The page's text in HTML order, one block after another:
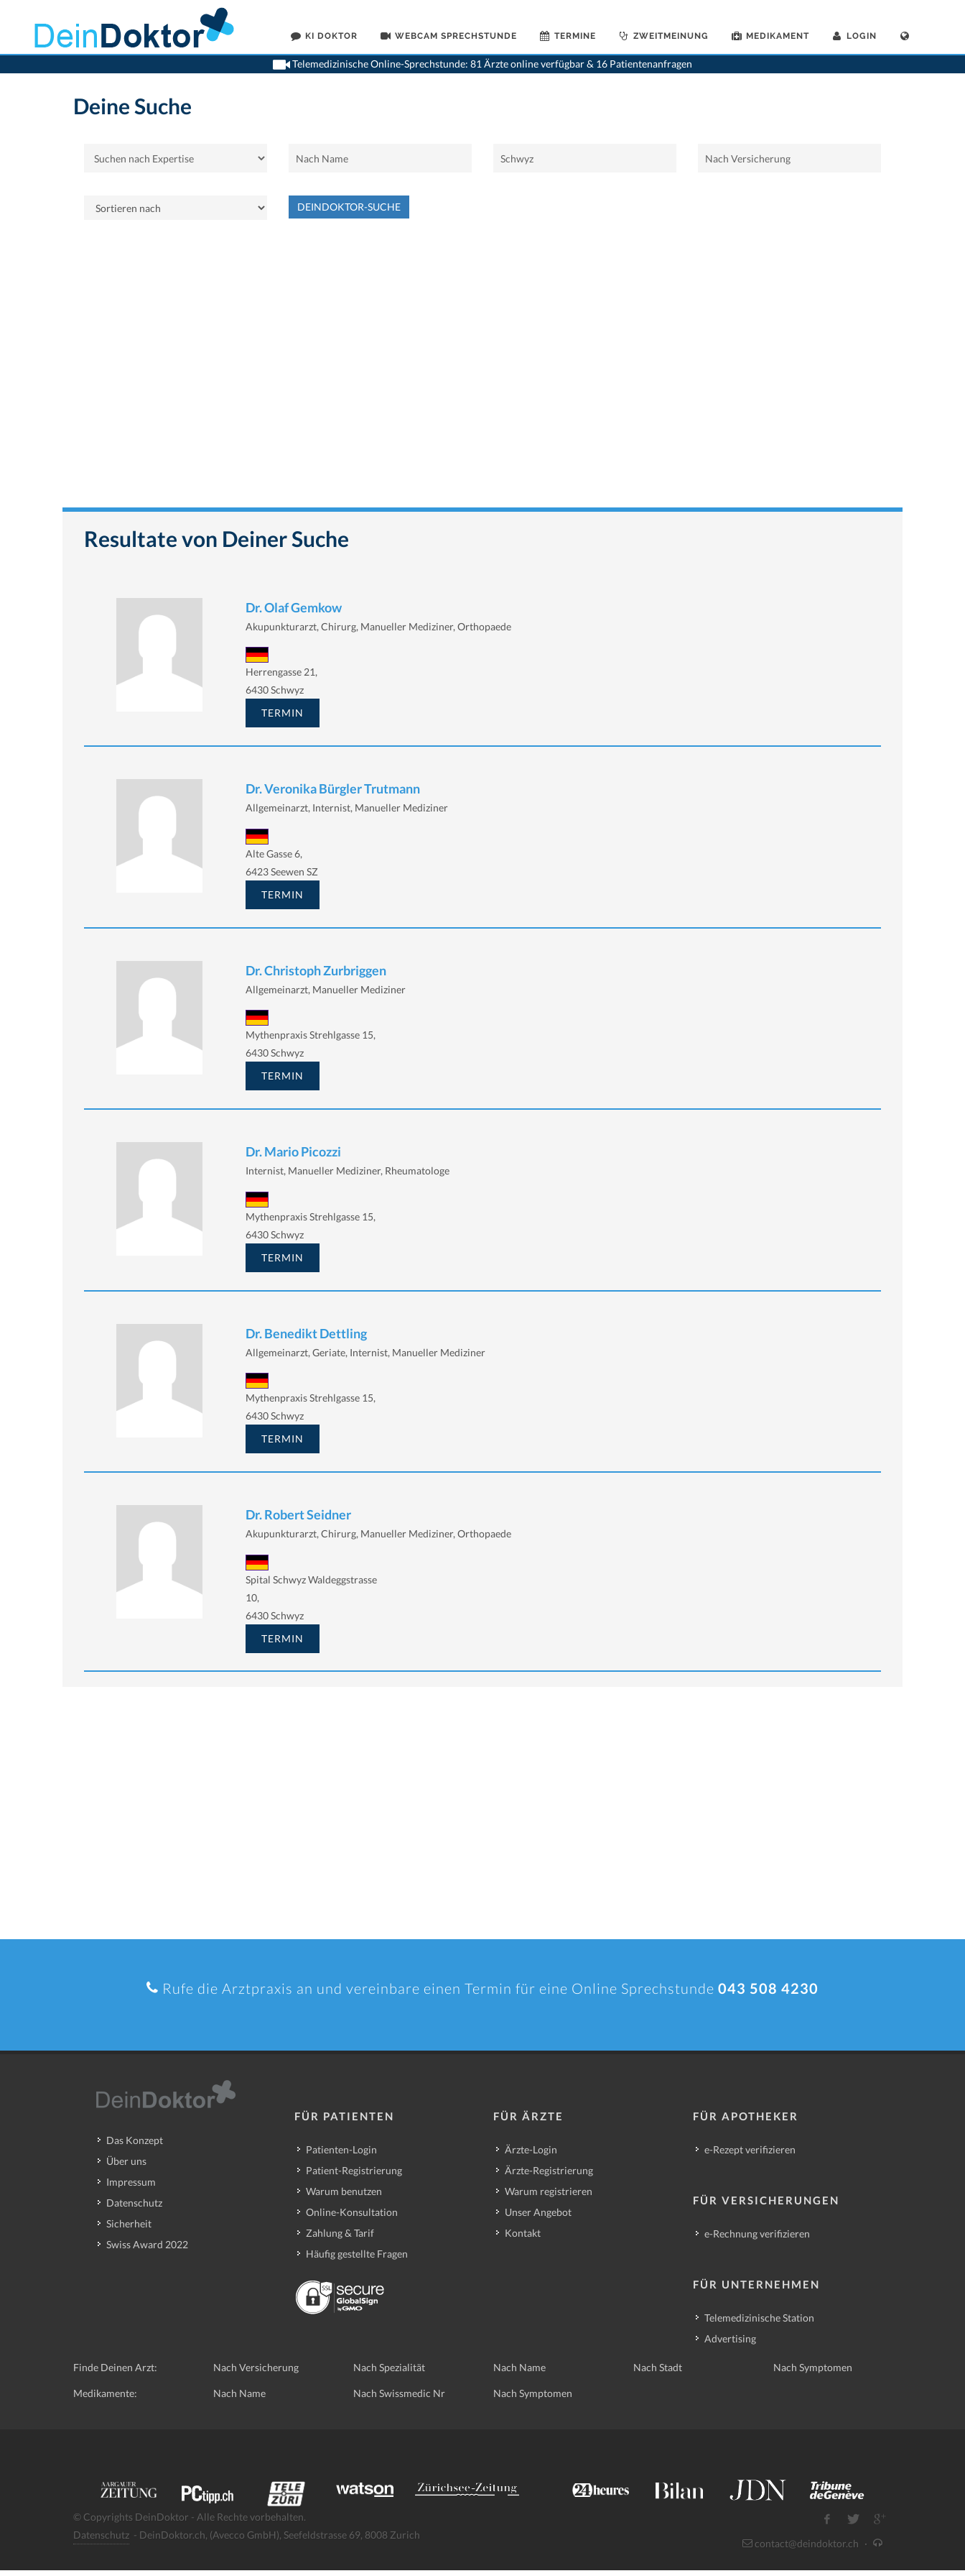
KI DOKTOR WEBCAM SPRECHSTUNDE TERMINE ZWEITMEINUNG MEDIKAMENT LOGIN
Telemedizinische Online-Sprechstunde: 81 Ärzte online verfügbar & 16 Patientenanfragen
>Home>Schwyz>Manuelle Mediziner
Deine Suche
DEINDOKTOR-SUCHE
Resultate von Deiner Suche
Dr. Olaf Gemkow
Akupunkturarzt, Chirurg, Manueller Mediziner, Orthopaede
Herrengasse 21,
6430 Schwyz
TERMIN
Dr. Veronika Bürgler Trutmann
Allgemeinarzt, Internist, Manueller Mediziner
Alte Gasse 6,
6423 Seewen SZ
TERMIN
Dr. Christoph Zurbriggen
Allgemeinarzt, Manueller Mediziner
Mythenpraxis Strehlgasse 15,
6430 Schwyz
TERMIN
Dr. Mario Picozzi
Internist, Manueller Mediziner, Rheumatologe
Mythenpraxis Strehlgasse 15,
6430 Schwyz
TERMIN
Dr. Benedikt Dettling
Allgemeinarzt, Geriate, Internist, Manueller Mediziner
Mythenpraxis Strehlgasse 15,
6430 Schwyz
TERMIN
Dr. Robert Seidner
Akupunkturarzt, Chirurg, Manueller Mediziner, Orthopaede
Spital Schwyz Waldeggstrasse
10,
6430 Schwyz
TERMIN
Rufe die Arztpraxis an und vereinbare einen Termin für eine Online Sprechstunde 043 508 4230
Das Konzept
Über uns
Impressum
Datenschutz
Sicherheit
Swiss Award 2022
FÜR PATIENTEN
Patienten-Login
Patient-Registrierung
Warum benutzen
Online-Konsultation
Zahlung & Tarif
Häufig gestellte Fragen
FÜR ÄRZTE
Ärzte-Login
Ärzte-Registrierung
Warum registrieren
Unser Angebot
Kontakt
FÜR APOTHEKER
e-Rezept verifizieren
FÜR VERSICHERUNGEN
e-Rechnung verifizieren
FÜR UNTERNEHMEN
Telemedizinische Station
Advertising
Finde Deinen Arzt: Nach Versicherung Nach Spezialität Nach Name Nach Stadt Nach Symptomen
Medikamente: Nach Name Nach Swissmedic Nr Nach Symptomen
© Copyrights DeinDoktor - Alle Rechte vorbehalten.
Datenschutz - DeinDoktor.ch, (Avecco GmbH), Seefeldstrasse 69, 8008 Zurich
contact@deindoktor.ch ·